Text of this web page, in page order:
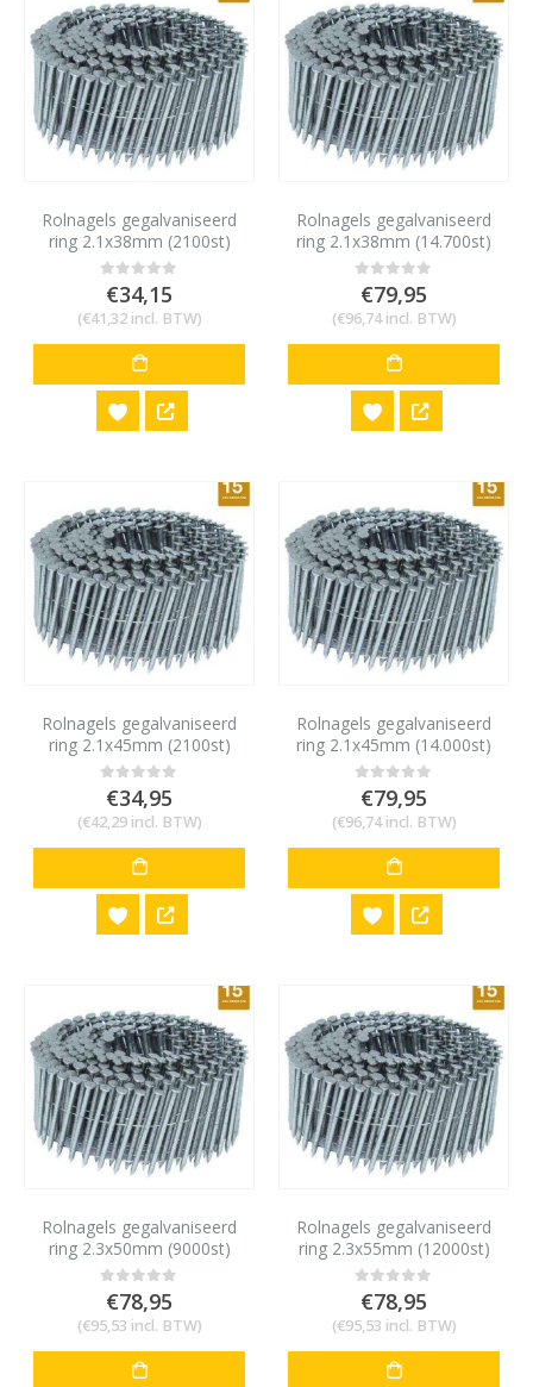
Rolnagels gegalvaniseerd
ring 2.1x38mm (2100st)
0out of 5
€34,15
(€41,32incl. BTW)
Rolnagels gegalvaniseerd
ring 2.1x38mm (14.700st)
0out of 5
€79,95
(€96,74incl. BTW)
Rolnagels gegalvaniseerd
ring 2.1x45mm (2100st)
0out of 5
€34,95
(€42,29incl. BTW)
Rolnagels gegalvaniseerd
ring 2.1x45mm (14.000st)
0out of 5
€79,95
(€96,74incl. BTW)
Rolnagels gegalvaniseerd
ring 2.3x50mm (9000st)
0out of 5
€78,95
(€95,53 incl. BTW)
Rolnagels gegalvaniseerd
ring 2.3x55mm (12000st)
0out of 5
€78,95
(€95,53 incl. BTW)